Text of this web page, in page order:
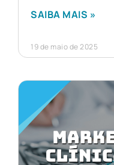
SAIBA MAIS »
19 de maio de 2025